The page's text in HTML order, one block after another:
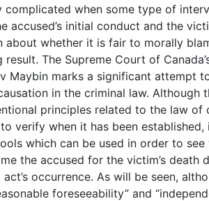
complicated when some type of
accused’s initial conduct and the
about whether it is fair to morally
result. The Supreme Court of
Maybin marks a significant attempt
in the criminal law. Although
principles related to the law of
verify when it has been
which can be used in order to
the accused for the victim’s death
occurrence. As will be seen,
foreseeability” and